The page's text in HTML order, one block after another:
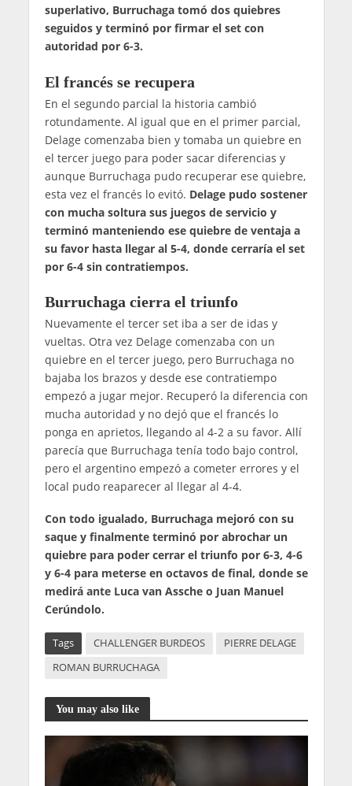
superlativo, Burruchaga tomó dos quiebres
seguidos y terminó por firmar el set con
autoridad por 6-3.
El francés se recupera
En el segundo parcial la historia cambió
rotundamente. Al igual que en el primer parcial,
Delage comenzaba bien y tomaba un quiebre en
el tercer juego para poder sacar diferencias y
aunque Burruchaga pudo recuperar ese quiebre,
esta vez el francés lo evitó. Delage pudo sostener
con mucha soltura sus juegos de servicio y
terminó manteniendo ese quiebre de ventaja a
su favor hasta llegar al 5-4, donde cerraría el set
por 6-4 sin contratiempos.
Burruchaga cierra el triunfo
Nuevamente el tercer set iba a ser de idas y
vueltas. Otra vez Delage comenzaba con un
quiebre en el tercer juego, pero Burruchaga no
bajaba los brazos y desde ese contratiempo
empezó a jugar mejor. Recuperó la diferencia con
mucha autoridad y no dejó que el francés lo
ponga en aprietos, llegando al 4-2 a su favor. Allí
parecía que Burruchaga tenía todo bajo control,
pero el argentino empezó a cometer errores y el
local pudo reaparecer al llegar al 4-4.
Con todo igualado, Burruchaga mejoró con su
saque y finalmente terminó por abrochar un
quiebre para poder cerrar el triunfo por 6-3, 4-6
y 6-4 para meterse en octavos de final, donde se
medirá ante Luca van Assche o Juan Manuel
Cerúndolo.
Tags CHALLENGER BURDEOS
PIERRE DELAGE
ROMAN BURRUCHAGA
You may also like